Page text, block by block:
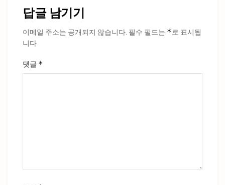
답글 남기기
이메일 주소는 공개되지 않습니다. 필수 필드는 *로 표시됩
니다
댓글 *